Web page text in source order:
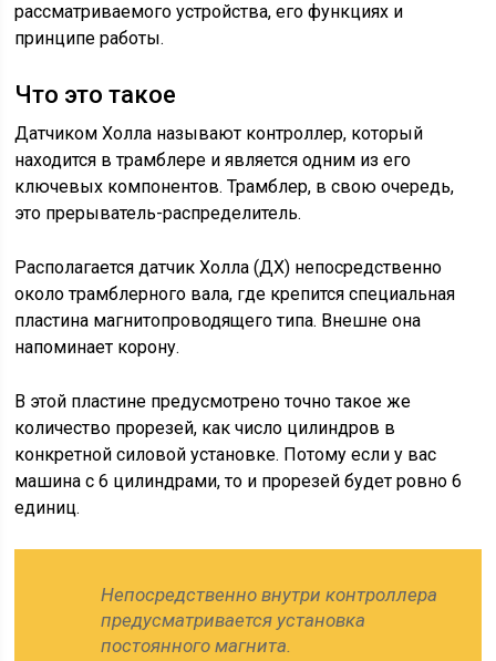
рассматриваемого устройства, его функциях и
принципе работы.
Что это такое
Датчиком Холла называют контроллер, который
находится в трамблере и является одним из его
ключевых компонентов. Трамблер, в свою очередь,
это прерыватель-распределитель.
Располагается датчик Холла (ДХ) непосредственно
около трамблерного вала, где крепится специальная
пластина магнитопроводящего типа. Внешне она
напоминает корону.
В этой пластине предусмотрено точно такое же
количество прорезей, как число цилиндров в
конкретной силовой установке. Потому если у вас
машина с 6 цилиндрами, то и прорезей будет ровно 6
единиц.
Непосредственно внутри контроллера
предусматривается установка
постоянного магнита.